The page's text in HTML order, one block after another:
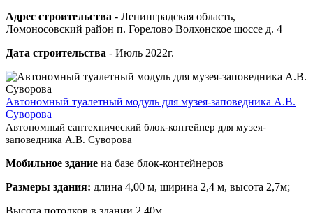
Адрес строительства - Ленинградская область,
Ломоносовский район п. Горелово Волхонское шоссе д. 4
Дата строительства - Июль 2022г.
Автономный туалетный модуль для музея-заповедника А.В.
Суворова
Автономный сантехнический блок-контейнер для музея-
заповедника А.В. Суворова
Мобильное здание на базе блок-контейнеров
Размеры здания: длина 4,00 м, ширина 2,4 м, высота 2,7м;
Высота потолков в здании 2,40м